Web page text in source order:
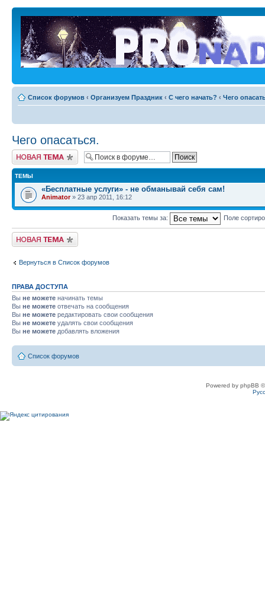
Список форумов ‹ Организуем Праздник ‹ С чего начать? ‹ Чего
Чего опасаться.
Новая тема
ТЕМЫ
«Бесплатные услуги» - не обманывай себя сам!
Animator» 23 апр 2011, 16:12
Показать темы за: Поле
Новая тема
Вернуться в Список форумов
ПРАВА ДОСТУПА
Вы не можете начинать темы
Вы не можете отвечать на сообщения
Вы не можете редактировать свои сообщения
Вы не можете удалять свои сообщения
Вы не можете добавлять вложения
Список форумов
Powered by phpBB